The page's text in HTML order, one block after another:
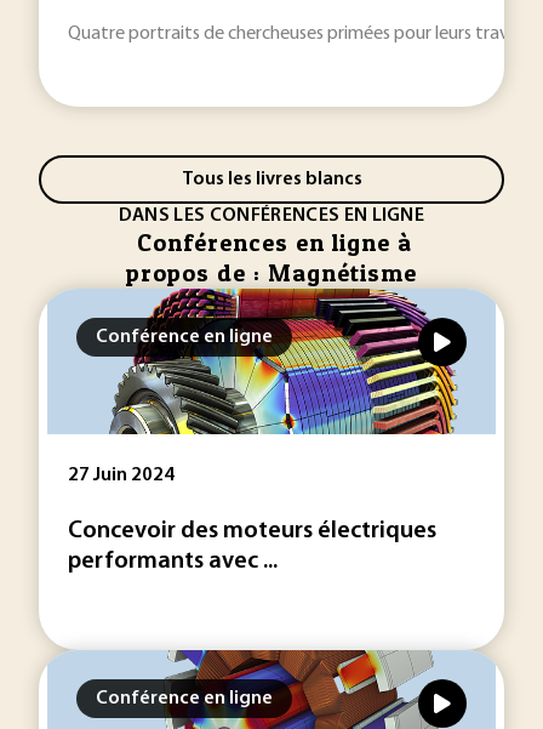
Quatre portraits de chercheuses primées pour leurs
Tous les livres blancs
DANS LES CONFÉRENCES EN LIGNE
Conférences en ligne à
propos de : Magnétisme
Conférence en ligne
27 Juin 2024
Concevoir des moteurs électriques
performants avec ...
Conférence en ligne